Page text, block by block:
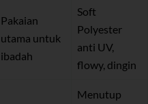
Pakaian
utama untuk
ibadah
Soft
Polyester
anti UV,
flowy, dingin
Menutup